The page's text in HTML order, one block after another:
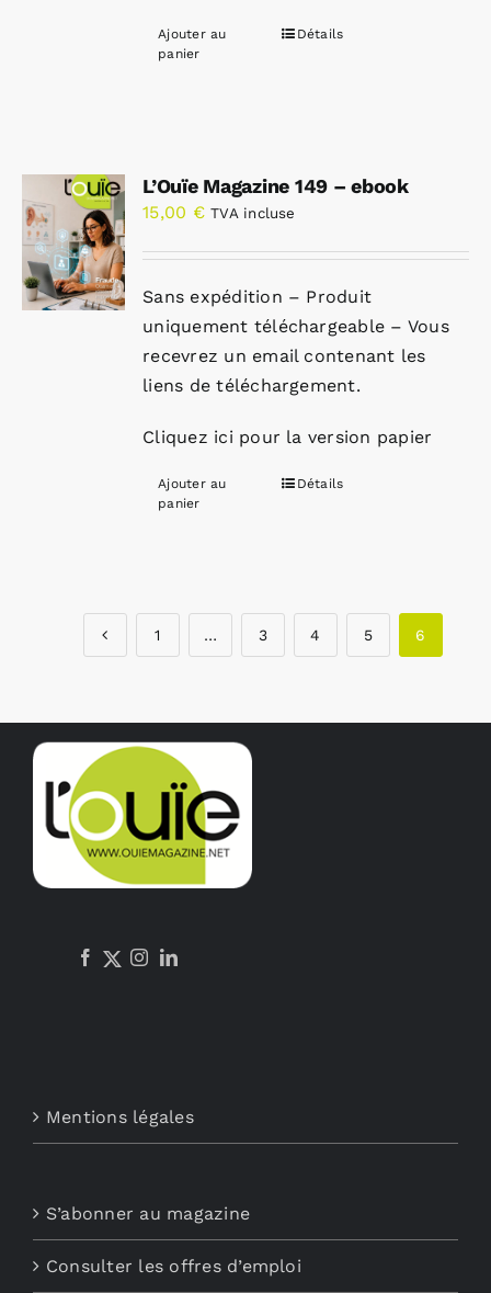
Ajouter au
panier
Détails
L’Ouïe Magazine 149 – ebook
15,00 € TVA incluse
Sans expédition – Produit
uniquement téléchargeable – Vous
recevrez un email contenant les
liens de téléchargement.
Cliquez ici pour la version papier
Ajouter au
panier
Détails
1 … 3 4 5 6
Mentions légales
S’abonner au magazine
Consulter les offres d’emploi